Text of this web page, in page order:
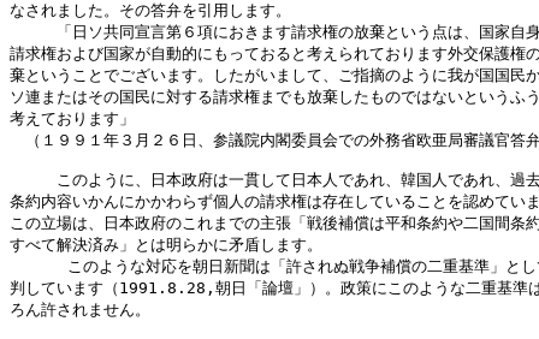
なされました。その答弁を引用します。
「日ソ共同宣言第６項におきます請求権の放棄という点は、国家自
請求権および国家が自動的にもっておると考えられております外交保護権
棄ということでございます。したがいまして、ご指摘のように我が国国民
ソ連またはその国民に対する請求権までも放棄したものではないというふ
考えております」
（１９９１年３月２６日、参議院内閣委員会での外務省欧亜局審議官答
このように、日本政府は一貫して日本人であれ、韓国人であれ、過
条約内容いかんにかかわらず個人の請求権は存在していることを認めてい
この立場は、日本政府のこれまでの主張「戦後補償は平和条約や二国間条
すべて解決済み」とは明らかに矛盾します。
このような対応を朝日新聞は「許されぬ戦争補償の二重基準」と
判しています（1991.8.28,朝日「論壇」）。政策にこのような二重基準
ろん許されません。